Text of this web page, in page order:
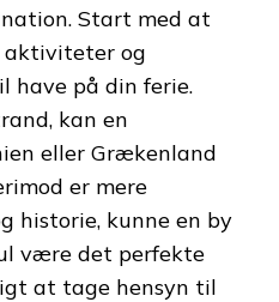
Start med at
aktiviteter og
have på din ferie.
kan en
eller Grækenland
er mere
historie, kunne en by
være det perfekte
at tage hensyn til